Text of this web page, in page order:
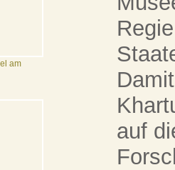
am
auf